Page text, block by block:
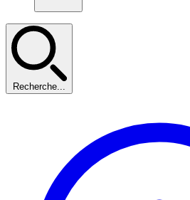
Recherche...